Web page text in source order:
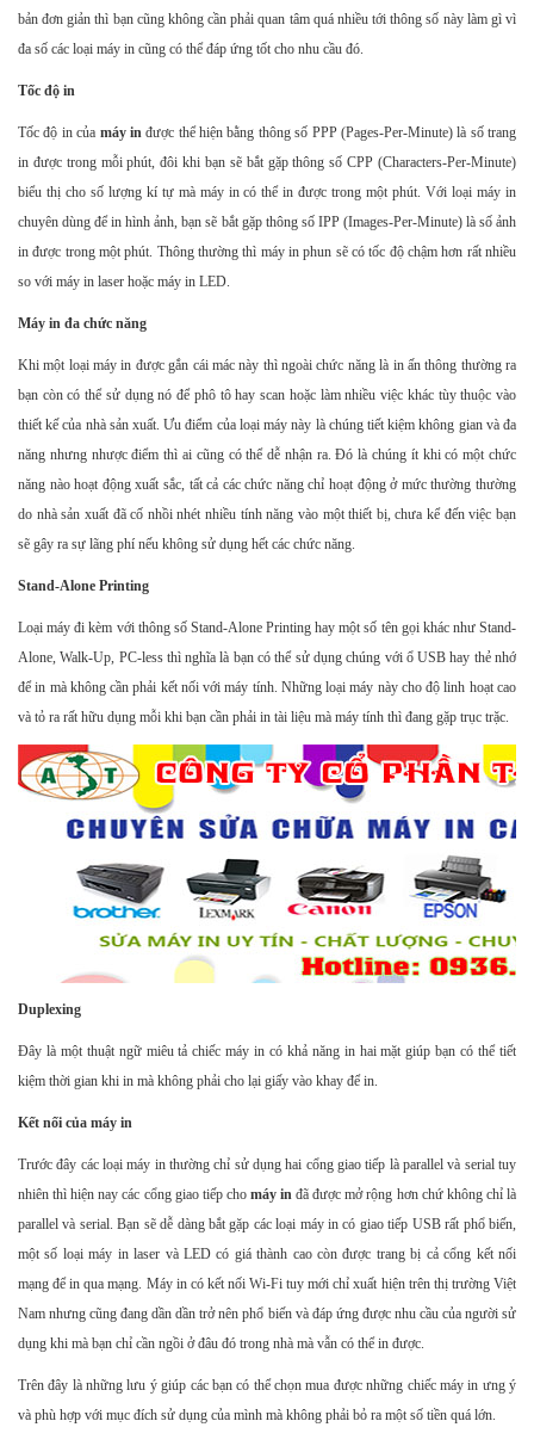
bản đơn giản thì bạn cũng không cần phải quan tâm quá nhiều tới thông số này làm gì vì
đa số các loại máy in cũng có thể đáp ứng tốt cho nhu cầu đó.
Tốc độ in
Tốc độ in của máy inđược thể hiện bằng thông số PPP (Pages-Per-Minute) là số trang
in được trong mỗi phút, đôi khi bạn sẽ bắt gặp thông số CPP (Characters-Per-Minute)
biểu thị cho số lượng kí tự mà máy in có thể in được trong một phút. Với loại máy in
chuyên dùng để in hình ảnh, bạn sẽ bắt gặp thông số IPP (Images-Per-Minute) là số ảnh
in được trong một phút. Thông thường thì máy in phun sẽ có tốc độ chậm hơn rất nhiều
so với máy in laser hoặc máy in LED.
Máy in đa chức năng
Khi một loại máy in được gắn cái mác này thì ngoài chức năng là in ấn thông thường ra
bạn còn có thể sử dụng nó để phô tô hay scan hoặc làm nhiều việc khác tùy thuộc vào
thiết kế của nhà sản xuất. Ưu điểm của loại máy này là chúng tiết kiệm không gian và đa
năng nhưng nhược điểm thì ai cũng có thể dễ nhận ra. Đó là chúng ít khi có một chức
năng nào hoạt động xuất sắc, tất cả các chức năng chỉ hoạt động ở mức thường thường
do nhà sản xuất đã cố nhồi nhét nhiều tính năng vào một thiết bị, chưa kể đến việc bạn
sẽ gây ra sự lãng phí nếu không sử dụng hết các chức năng.
Stand-Alone Printing
Loại máy đi kèm với thông số Stand-Alone Printing hay một số tên gọi khác như Stand-
Alone, Walk-Up, PC-less thì nghĩa là bạn có thể sử dụng chúng với ổ USB hay thẻ nhớ
để in mà không cần phải kết nối với máy tính. Những loại máy này cho độ linh hoạt cao
và tỏ ra rất hữu dụng mỗi khi bạn cần phải in tài liệu mà máy tính thì đang gặp trục trặc.
Duplexing
Đây là một thuật ngữ miêu tả chiếc máy in có khả năng in hai mặt giúp bạn có thể tiết
kiệm thời gian khi in mà không phải cho lại giấy vào khay để in.
Kết nối của máy in
Trước đây các loại máy in thường chỉ sử dụng hai cổng giao tiếp là parallel và serial tuy
nhiên thì hiện nay các cổng giao tiếp cho máy in đã được mở rộng hơn chứ không chỉ là
parallel và serial. Bạn sẽ dễ dàng bắt gặp các loại máy in có giao tiếp USB rất phổ biến,
một số loại máy in laser và LED có giá thành cao còn được trang bị cả cổng kết nối
mạng để in qua mạng. Máy in có kết nối Wi-Fi tuy mới chỉ xuất hiện trên thị trường Việt
Nam nhưng cũng đang dần dần trở nên phổ biến và đáp ứng được nhu cầu của người sử
dụng khi mà bạn chỉ cần ngồi ở đâu đó trong nhà mà vẫn có thể in được.
Trên đây là những lưu ý giúp các bạn có thể chọn mua được những chiếc máy in ưng ý
và phù hợp với mục đích sử dụng của mình mà không phải bỏ ra một số tiền quá lớn.